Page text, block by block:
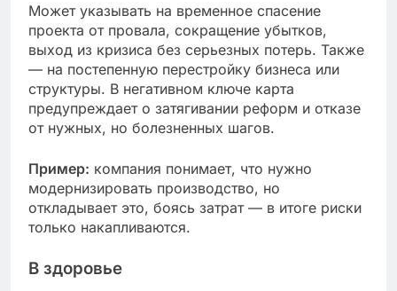
Может указывать на временное спасение
проекта от провала, сокращение убытков,
выход из кризиса без серьезных потерь. Также
— на постепенную перестройку бизнеса или
структуры. В негативном ключе карта
предупреждает о затягивании реформ и отказе
от нужных, но болезненных шагов.
Пример: компания понимает, что нужно
модернизировать производство, но
откладывает это, боясь затрат — в итоге риски
только накапливаются.
В здоровье